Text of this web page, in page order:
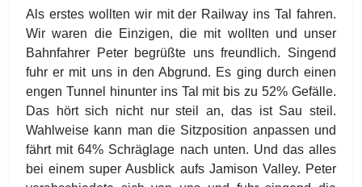
Als erstes wollten wir mit der Railway ins Tal fahren.
Wir waren die Einzigen, die mit wollten und unser
Bahnfahrer Peter begrüßte uns freundlich. Singend
fuhr er mit uns in den Abgrund. Es ging durch einen
engen Tunnel hinunter ins Tal mit bis zu 52% Gefälle.
Das hört sich nicht nur steil an, das ist Sau steil.
Wahlweise kann man die Sitzposition anpassen und
fährt mit 64% Schräglage nach unten. Und das alles
bei einem super Ausblick aufs Jamison Valley. Peter